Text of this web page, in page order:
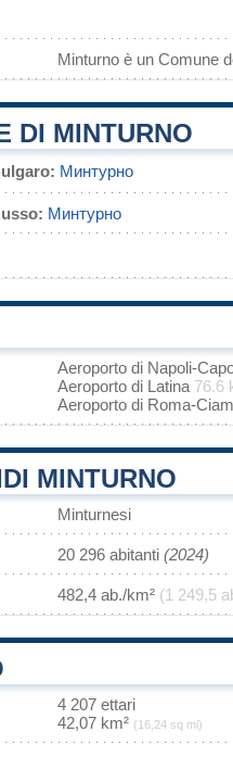
Minturno è un Comune
DI MINTURNO
Минтурно
Минтурно
Aeroporto di Napoli-
Aeroporto di Latina 76.6
Aeroporto di Roma-
MINTURNO
Minturnesi
20 296 abitanti (2024)
482,4 ab./km² (1 249,5
4 207 ettari
42,07 km² (16,24 sq mi)